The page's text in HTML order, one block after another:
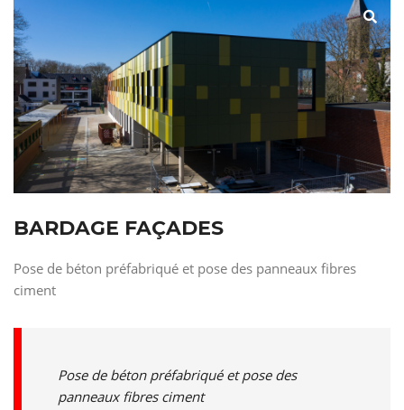
BARDAGE FAÇADES
Pose de béton préfabriqué et pose des panneaux fibres
ciment
Pose de béton préfabriqué et pose des
panneaux fibres ciment